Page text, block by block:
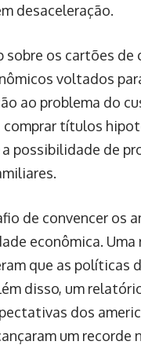
desaceleração.
sobre os cartões
voltados
ao problema do
comprar títulos
possibilidade de
de convencer os
econômica.
que as políticas
disso, um
dos
um recorde